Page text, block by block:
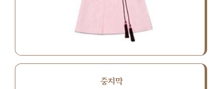
중치막